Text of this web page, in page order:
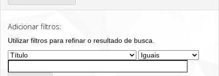
Adicionar filtros:
Utilizar filtros para refinar o resultado de busca.